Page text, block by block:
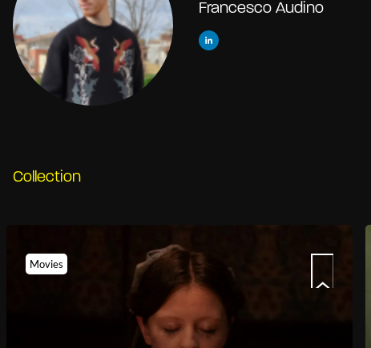
Francesco Audino
Collection
Movies